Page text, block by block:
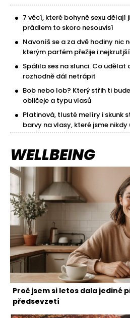
7 věcí, které bohyně sexu dělají
prádlem to skoro nesouvisí
Navoníš se a za dvě hodiny nic
kterým parfém přežije i
Spálila ses na slunci. Co udělat
rozhodně dál netrápit
Bob nebo lob? Který střih ti
obličeje a typu vlasů
Platinová, tlusté melíry i skunk
barvy na vlasy, které jsme
WELLBEING
Proč jsem si letos dala jediné
předsevzetí